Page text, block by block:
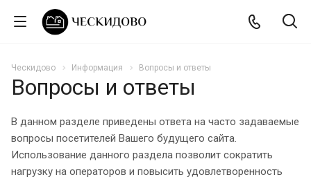
Ческидово Информация Вопросы и ответы
Вопросы и ответы
В данном разделе приведены ответа на часто задаваемые
вопросы посетителей Вашего будущего сайта.
Использование данного раздела позволит сократить
нагрузку на операторов и повысить удовлетворенность